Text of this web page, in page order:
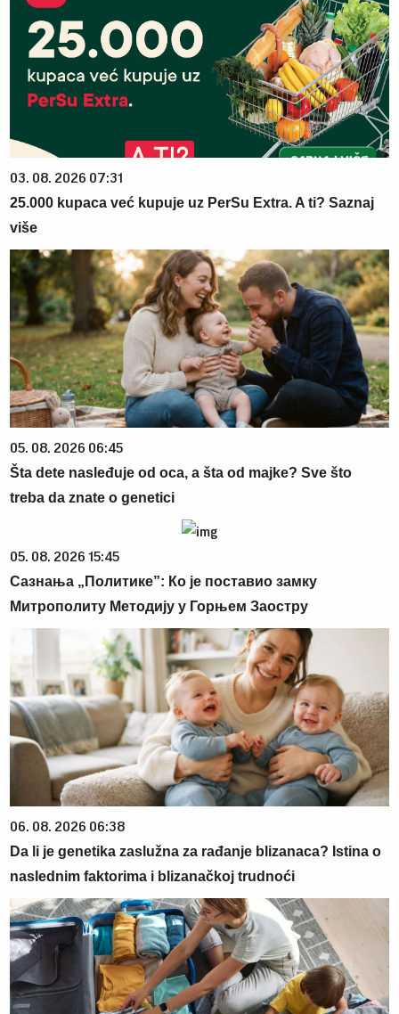
03. 08. 2026 07:31
25.000 kupaca već kupuje uz PerSu Extra. A ti? Saznaj
više
05. 08. 2026 06:45
Šta dete nasleđuje od oca, a šta od majke? Sve što
treba da znate o genetici
05. 08. 2026 15:45
Сазнања „Политике”: Ко је поставио замку
Митрополиту Методију у Горњем Заостру
06. 08. 2026 06:38
Da li je genetika zaslužna za rađanje blizanaca? Istina o
naslednim faktorima i blizanačkoj trudnoći